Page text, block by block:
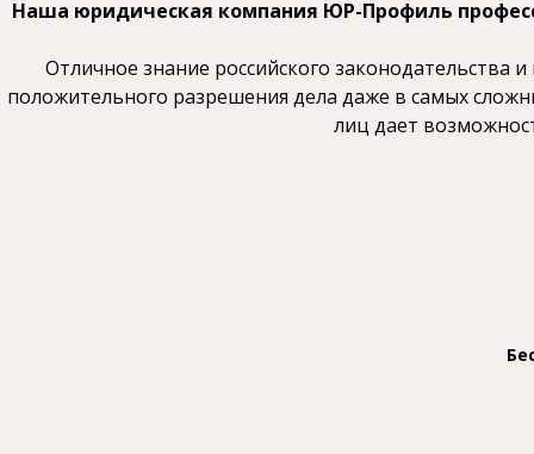
Наша юридическая компания ЮР-Профиль
Отличное знание российского
положительного разрешения дела даже в самых
лиц дает